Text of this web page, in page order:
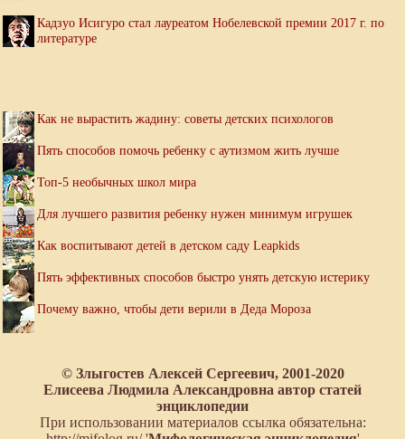
Кадзуо Исигуро стал лауреатом Нобелевской премии 2017 г. по
литературе
Как не вырастить жадину: советы детских психологов
Пять способов помочь ребенку с аутизмом жить лучше
Топ-5 необычных школ мира
Для лучшего развития ребенку нужен минимум игрушек
Как воспитывают детей в детском саду Leapkids
Пять эффективных способов быстро унять детскую истерику
Почему важно, чтобы дети верили в Деда Мороза
© Злыгостев Алексей Сергеевич, 2001-2020
Елисеева Людмила Александровна автор статей
энциклопедии
При использовании материалов ссылка обязательна: